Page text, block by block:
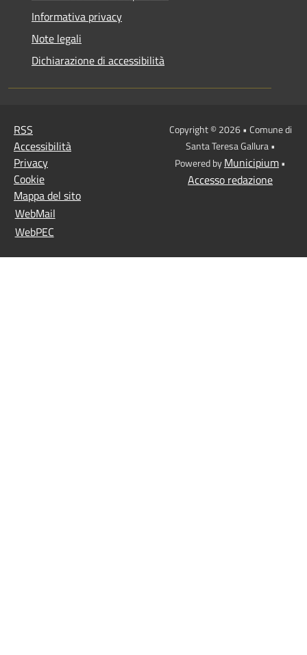
Informativa privacy
Note legali
Dichiarazione di accessibilità
RSS
Accessibilità
Privacy
Cookie
Mappa del sito
WebMail
WebPEC
Copyright © 2026 • Comune di
Santa Teresa Gallura •
Powered byMunicipium•
Accesso redazione